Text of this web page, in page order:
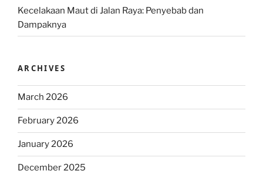
Kecelakaan Maut di Jalan Raya: Penyebab dan
Dampaknya
ARCHIVES
March 2026
February 2026
January 2026
December 2025